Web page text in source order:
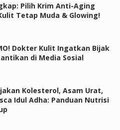
Pilih Krim Anti-Aging
Tetap Muda & Glowing!
Dokter Kulit Ingatkan Bijak
di Media Sosial
Kolesterol, Asam Urat,
Idul Adha: Panduan Nutrisi